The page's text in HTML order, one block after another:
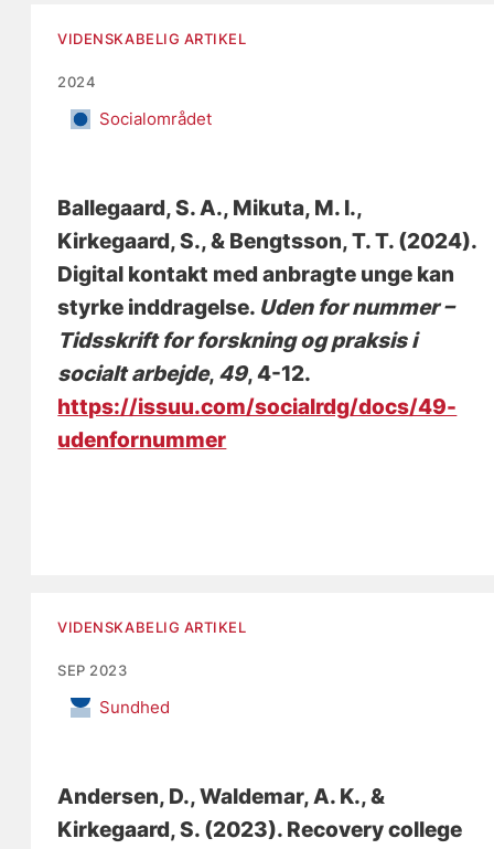
VIDENSKABELIG ARTIKEL
2024
Socialområdet
Ballegaard, S. A., Mikuta, M. I.,
Kirkegaard, S., & Bengtsson, T. T. (2024).
Digital kontakt med anbragte unge kan
styrke inddragelse. Uden for nummer –
Tidsskrift for forskning og praksis i
socialt arbejde, 49, 4-12.
https://issuu.com/socialrdg/docs/49-
udenfornummer
VIDENSKABELIG ARTIKEL
SEP 2023
Sundhed
Andersen, D., Waldemar, A. K., &
Kirkegaard, S. (2023). Recovery college